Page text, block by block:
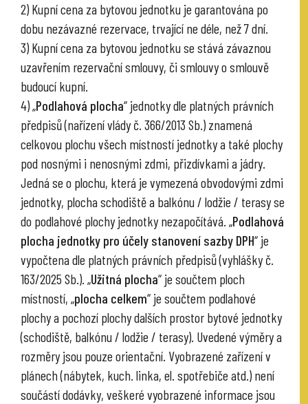
2) Kupní cena za bytovou jednotku je garantována po
dobu nezávazné rezervace, trvající ne déle, než 7 dní.
3) Kupní cena za bytovou jednotku se stává závaznou
uzavřením rezervační smlouvy, či smlouvy o smlouvě
budoucí kupní.
4) „Podlahová plocha“ jednotky dle platných právních
předpisů (nařízení vlády č. 366/2013 Sb.) znamená
celkovou plochu všech místností jednotky a také plochy
pod nosnými i nenosnými zdmi, přizdívkami a jádry.
Jedná se o plochu, která je vymezená obvodovými zdmi
jednotky, plocha schodiště a balkónu / lodžie / terasy se
do podlahové plochy jednotky nezapočítává. „Podlahová
plocha jednotky pro účely stanovení sazby DPH“ je
vypočtena dle platných právních předpisů (vyhlášky č.
163/2025 Sb.). „Užitná plocha“ je součtem ploch
místností, „plocha celkem“ je součtem podlahové
plochy a pochozí plochy dalších prostor bytové jednotky
(schodiště, balkónu / lodžie / terasy). Uvedené výměry a
rozměry jsou pouze orientační. Vyobrazené zařízení v
plánech (nábytek, kuch. linka, el. spotřebiče atd.) není
součástí dodávky, veškeré vyobrazené informace jsou